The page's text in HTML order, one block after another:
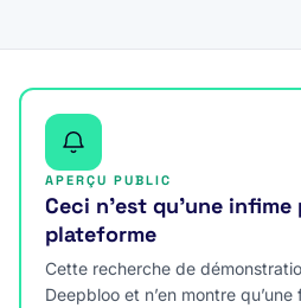
APERÇU PUBLIC
Ceci n’est qu’une
plateforme
Cette recherche de
Deepbloo et n’en montre